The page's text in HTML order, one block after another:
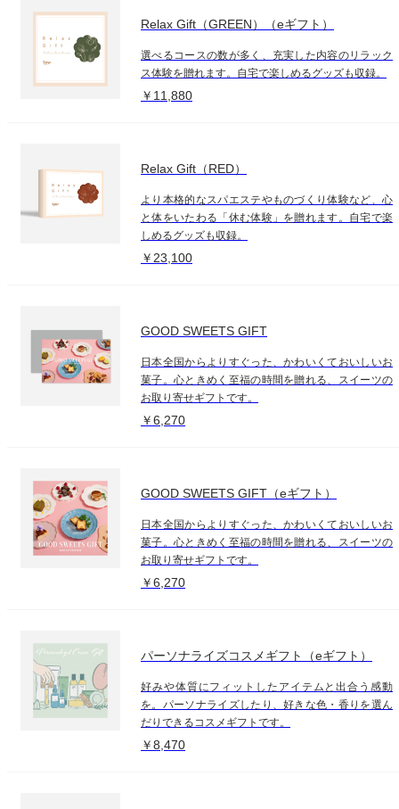
Relax Gift（GREEN）（eギフト）
選べるコースの数が多く、充実した内容のリラック
ス体験を贈れます。自宅で楽しめるグッズも収録。
￥11,880
Relax Gift（RED）
より本格的なスパエステやものづくり体験など、心
と体をいたわる「休む体験」を贈れます。自宅で楽
しめるグッズも収録。
￥23,100
GOOD SWEETS GIFT
日本全国からよりすぐった、かわいくておいしいお
菓子。心ときめく至福の時間を贈れる、スイーツの
お取り寄せギフトです。
￥6,270
GOOD SWEETS GIFT（eギフト）
日本全国からよりすぐった、かわいくておいしいお
菓子。心ときめく至福の時間を贈れる、スイーツの
お取り寄せギフトです。
￥6,270
パーソナライズコスメギフト（eギフト）
好みや体質にフィットしたアイテムと出合う感動
を。パーソナライズしたり、好きな色・香りを選ん
だりできるコスメギフトです。
￥8,470